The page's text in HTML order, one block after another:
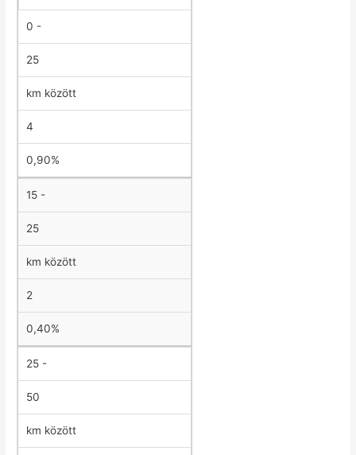
0 -
25
km között
4
0,90%
15 -
25
km között
2
0,40%
25 -
50
km között